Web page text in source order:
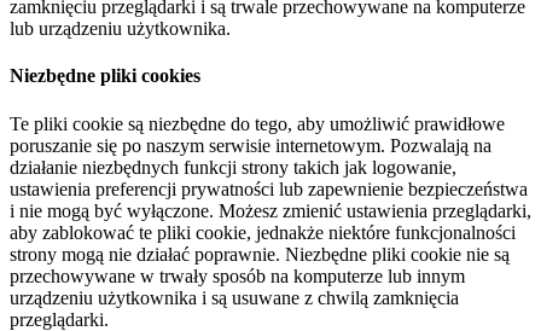
zamknięciu przeglądarki i są trwale przechowywane na komputerze
lub urządzeniu użytkownika.
Niezbędne pliki cookies
Te pliki cookie są niezbędne do tego, aby umożliwić prawidłowe
poruszanie się po naszym serwisie internetowym. Pozwalają na
działanie niezbędnych funkcji strony takich jak logowanie,
ustawienia preferencji prywatności lub zapewnienie bezpieczeństwa
i nie mogą być wyłączone. Możesz zmienić ustawienia przeglądarki,
aby zablokować te pliki cookie, jednakże niektóre funkcjonalności
strony mogą nie działać poprawnie. Niezbędne pliki cookie nie są
przechowywane w trwały sposób na komputerze lub innym
urządzeniu użytkownika i są usuwane z chwilą zamknięcia
przeglądarki.